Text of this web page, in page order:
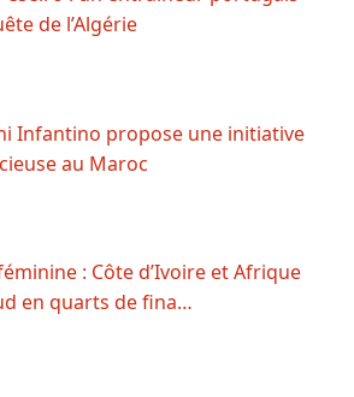
de l’Algérie
Infantino propose une initiative
au Maroc
: Côte d’Ivoire et Afrique
en quarts de fina…